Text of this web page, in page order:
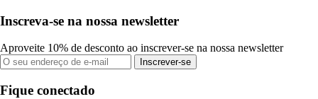
Inscreva-se na nossa newsletter
Aproveite 10% de desconto ao inscrever-se na nossa newsletter
Inscrever-se
Fique conectado